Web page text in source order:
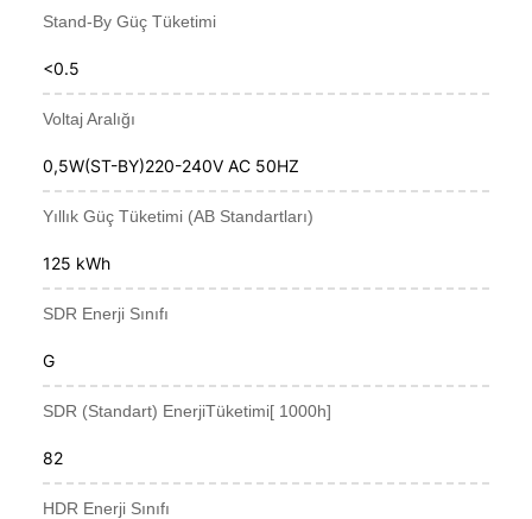
Stand-By Güç Tüketimi
<0.5
Voltaj Aralığı
0,5W(ST-BY)220-240V AC 50HZ
Yıllık Güç Tüketimi (AB Standartları)
125 kWh
SDR Enerji Sınıfı
G
SDR (Standart) EnerjiTüketimi[ 1000h]
82
HDR Enerji Sınıfı